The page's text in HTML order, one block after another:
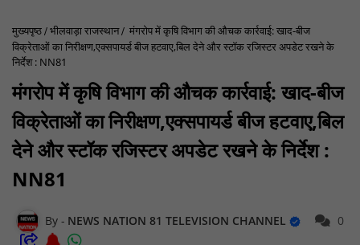
मुख्यपृष्ठ भीलवाड़ा राजस्थान
मंगरोप में कृषि विभाग की औचक कार्रवाई: खाद-बीज
विक्रेताओं का निरीक्षण,एक्सपायर्ड बीज हटवाए,बिल देने और स्टॉक रजिस्टर अपडेट रखने के
निर्देश : NN81
मंगरोप में कृषि विभाग की औचक कार्रवाई: खाद-बीज
विक्रेताओं का निरीक्षण,एक्सपायर्ड बीज हटवाए,बिल
देने और स्टॉक रजिस्टर अपडेट रखने के निर्देश :
NN81
NEWS NATION 81 TELEVISION CHANNEL 0